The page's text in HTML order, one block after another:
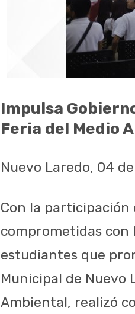
Impulsa
Feria del Medio
Nuevo Laredo, 04
Con la participación
comprometidas con
estudiantes que
Municipal de Nuevo
Ambiental, realizó